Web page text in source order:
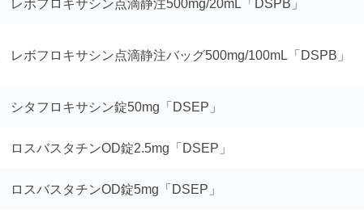
レボフロキサシン点滴静注500mg/20mL「DSPB」
レボフロキサシン点滴静注バッグ500mg/100mL「DSPB」
シタフロキサシン錠50mg「DSEP」
ロスバスタチンOD錠2.5mg「DSEP」
ロスバスタチンOD錠5mg「DSEP」